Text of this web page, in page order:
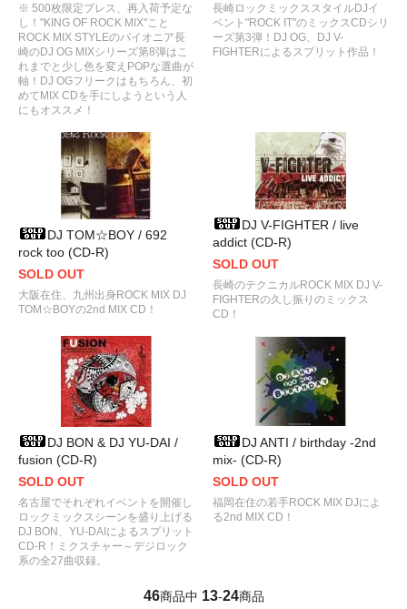
※ 500枚限定プレス、再入荷予定な
し！"KING OF ROCK MIX"こと
ROCK MIX STYLEのパイオニア長
崎のDJ OG MIXシリーズ第8弾はこ
れまでと少し色を変えPOPな選曲が
軸！DJ OGフリークはもちろん、初
めてMIX CDを手にしようという人
にもオススメ！
長崎ロックミックススタイルDJイ
ベント"ROCK IT"のミックスCDシリ
ーズ第3弾！DJ OG、DJ V-
FIGHTERによるスプリット作品！
DJ TOM☆BOY / 692
rock too (CD-R)
SOLD OUT
大阪在住、九州出身ROCK MIX DJ
TOM☆BOYの2nd MIX CD！
DJ V-FIGHTER / live
addict (CD-R)
SOLD OUT
長崎のテクニカルROCK MIX DJ V-
FIGHTERの久し振りのミックス
CD！
DJ BON & DJ YU-DAI /
fusion (CD-R)
SOLD OUT
名古屋でそれぞれイベントを開催し
ロックミックスシーンを盛り上げる
DJ BON、YU-DAIによるスプリット
CD-R！ミクスチャー～デジロック
系の全27曲収録。
DJ ANTI / birthday -2nd
mix- (CD-R)
SOLD OUT
福岡在住の若手ROCK MIX DJによ
る2nd MIX CD！
46商品中 13-24商品